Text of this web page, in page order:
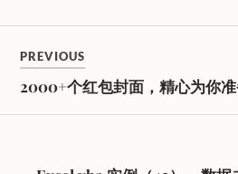
PREVIOUS
2000+个红包封面，精心为你准